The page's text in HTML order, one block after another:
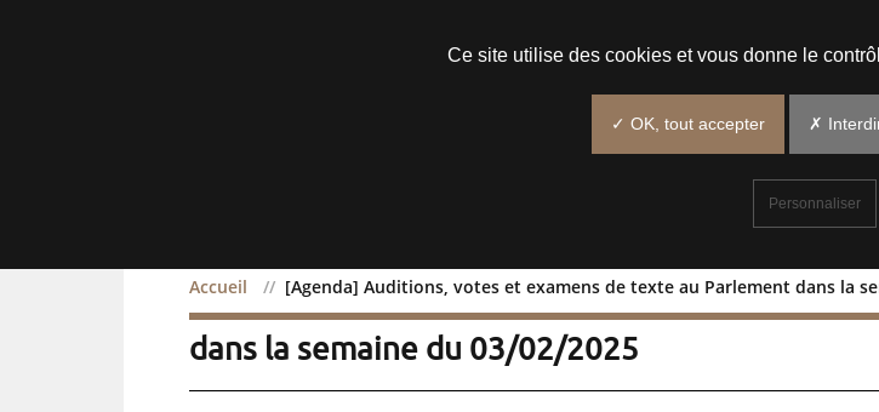
Accueil [Agenda] Auditions, votes et examens de texte au Parlement dans la
[Agenda] Auditions, votes et examens de texte
dans la semaine du 03/02/2025
Ce site utilise des cookies et vous donne le
✓ OK, tout accepter ✗
Personnaliser